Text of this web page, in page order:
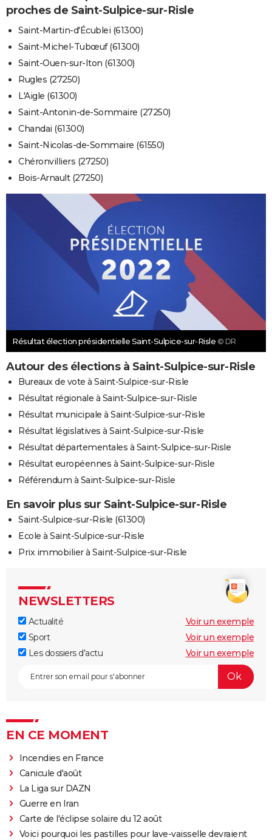
proches de Saint-Sulpice-sur-Risle
Saint-Martin-d'Écublei (61300)
Saint-Michel-Tubœuf (61300)
Saint-Ouen-sur-Iton (61300)
Rugles (27250)
L'Aigle (61300)
Saint-Antonin-de-Sommaire (27250)
Chandai (61300)
Saint-Nicolas-de-Sommaire (61550)
Chéronvilliers (27250)
Bois-Arnault (27250)
Résultat élection présidentielle Saint-Sulpice-sur-Risle © DR
Autour des élections à Saint-Sulpice-sur-Risle
Bureaux de vote à Saint-Sulpice-sur-Risle
Résultat régionale à Saint-Sulpice-sur-Risle
Résultat municipale à Saint-Sulpice-sur-Risle
Résultat législatives à Saint-Sulpice-sur-Risle
Résultat départementales à Saint-Sulpice-sur-Risle
Résultat européennes à Saint-Sulpice-sur-Risle
Référendum à Saint-Sulpice-sur-Risle
En savoir plus sur Saint-Sulpice-sur-Risle
Saint-Sulpice-sur-Risle (61300)
Ecole à Saint-Sulpice-sur-Risle
Prix immobilier à Saint-Sulpice-sur-Risle
NEWSLETTERS
Actualité
Voir un exemple
Sport
Voir un exemple
Les dossiers d'actu
Voir un exemple
EN CE MOMENT
Incendies en France
Canicule d'août
La Liga sur DAZN
Guerre en Iran
Carte de l'éclipse solaire du 12 août
Voici pourquoi les pastilles pour lave-vaisselle devraient